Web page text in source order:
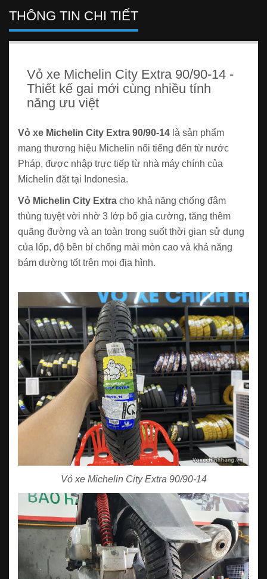
THÔNG TIN CHI TIẾT
Vỏ xe Michelin City Extra 90/90-14 -
Thiết kế gai mới cùng nhiều tính
năng ưu việt
Vỏ xe Michelin City Extra 90/90-14 là sản phẩm
mang thương hiệu Michelin nổi tiếng đến từ nước
Pháp, được nhập trực tiếp từ nhà máy chính của
Michelin đặt tại Indonesia.
Vỏ Michelin City Extra cho khả năng chống đâm
thủng tuyệt vời nhờ 3 lớp bố gia cường, tăng thêm
quãng đường và an toàn trong suốt thời gian sử dụng
của lốp, độ bền bỉ chống mài mòn cao và khả năng
bám dường tốt trên mọi địa hình.
Vỏ xe Michelin City Extra 90/90-14